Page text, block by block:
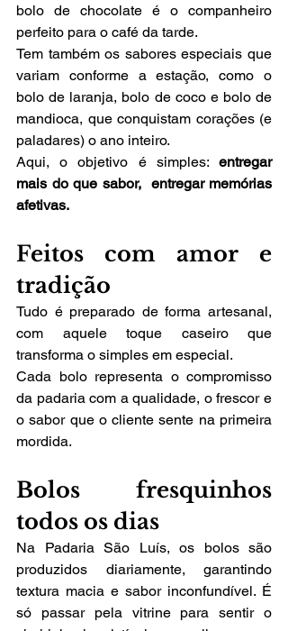
bolo de chocolate é o companheiro
perfeito para o café da tarde.
Tem também os sabores especiais que
variam conforme a estação, como o
bolo de laranja, bolo de coco e bolo de
mandioca, que conquistam corações (e
paladares) o ano inteiro.
Aqui, o objetivo é simples: entregar
mais do que sabor,  entregar memórias
afetivas.
Feitos com amor e
tradição
Tudo é preparado de forma artesanal,
com aquele toque caseiro que
transforma o simples em especial.
Cada bolo representa o compromisso
da padaria com a qualidade, o frescor e
o sabor que o cliente sente na primeira
mordida.
Bolos fresquinhos
todos os dias
Na Padaria São Luís, os bolos são
produzidos diariamente, garantindo
textura macia e sabor inconfundível. É
só passar pela vitrine para sentir o